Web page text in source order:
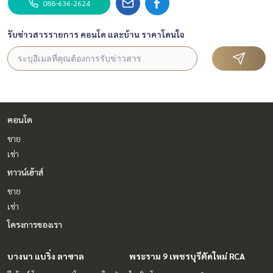
088-636-2624
รับข่าวสารรายการ คอนโด และบ้าน ราคาโดนใจ
คอนโด
ขาย
เช่า
ทาวน์เฮ้าส์
ขาย
เช่า
โครงการของเรา
บางนา แบริ่ง ลาซาล
พระราม 9 เพชรบุรีตัดใหม่ RCA